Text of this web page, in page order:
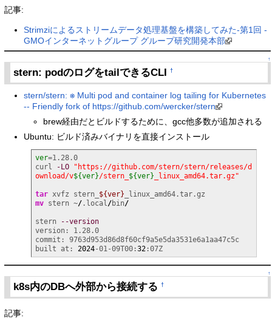
記事:
Strimziによるストリームデータ処理基盤を構築してみた-第1回 -
GMOインターネットグループ グループ研究開発本部
↑
stern: podのログをtailできるCLI†
stern/stern: ⎈ Multi pod and container log tailing for Kubernetes
-- Friendly fork of https://github.com/wercker/stern
brew経由だとビルドするために、gcc他多数が追加される
Ubuntu: ビルド済みバイナリを直接インストール
ver=1.28.0
curl
-LO
"https://github.com/stern/stern/releases/d
ownload/v${ver}/stern_ ${ver} _linux_amd64.tar.gz"
tar xvfz stern_ ${ver}
mv stern ~/.local /bin/
stern
--version
version: 1.28.0
commit: 9763d953d86d8f60cf9a5e5da3531e6a1aa47c5c
built at: 2024-01-09T00:32:07Z
↑
k8s内のDBへ外部から接続する†
記事: